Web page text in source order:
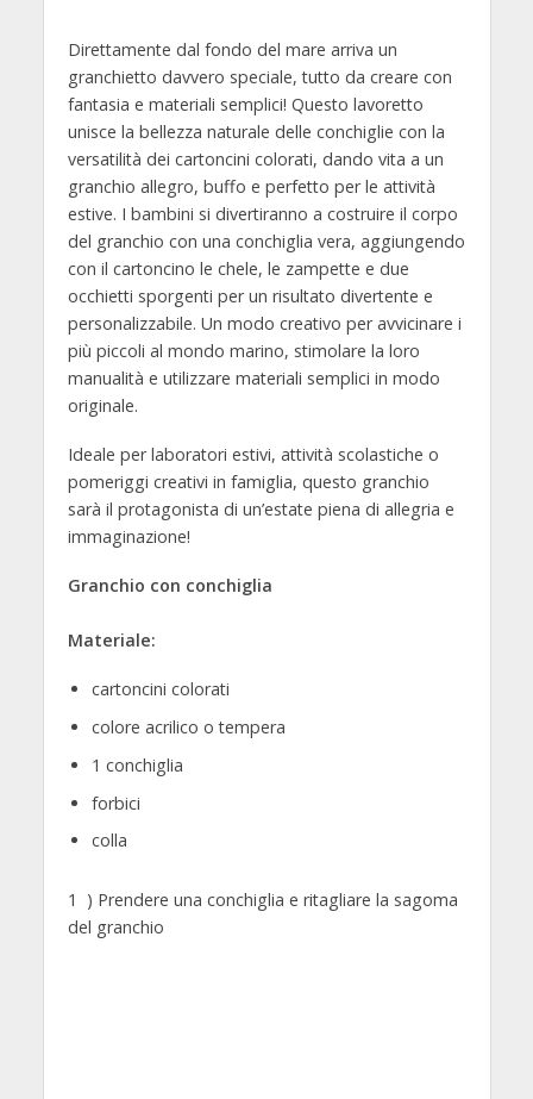
Direttamente dal fondo del mare arriva un
granchietto davvero speciale, tutto da creare con
fantasia e materiali semplici! Questo lavoretto
unisce la bellezza naturale delle conchiglie con la
versatilità dei cartoncini colorati, dando vita a un
granchio allegro, buffo e perfetto per le attività
estive. I bambini si divertiranno a costruire il corpo
del granchio con una conchiglia vera, aggiungendo
con il cartoncino le chele, le zampette e due
occhietti sporgenti per un risultato divertente e
personalizzabile. Un modo creativo per avvicinare i
più piccoli al mondo marino, stimolare la loro
manualità e utilizzare materiali semplici in modo
originale.
Ideale per laboratori estivi, attività scolastiche o
pomeriggi creativi in famiglia, questo granchio
sarà il protagonista di un’estate piena di allegria e
immaginazione!
Granchio con conchiglia
Materiale:
cartoncini colorati
colore acrilico o tempera
1 conchiglia
forbici
colla
1 ) Prendere una conchiglia e ritagliare la sagoma
del granchio